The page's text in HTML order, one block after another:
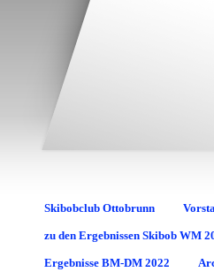
Skibobclub Ottobrunn
zu den Ergebnissen Skibob WM
Ergebnisse BM-DM 2022